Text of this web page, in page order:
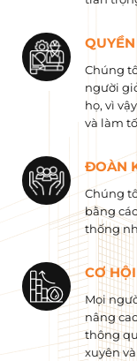
Chúng
người
họ, vì
và làm
ĐOÀN
Chúng
bằng
thống
CƠ
Mọi
nâng
thông
xuyên